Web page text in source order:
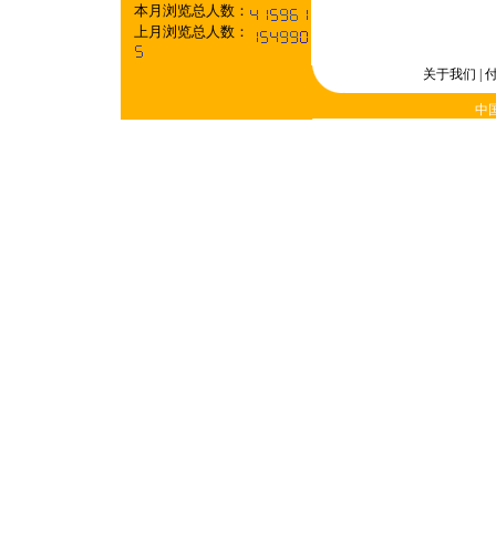
本月浏览总人数：
上月浏览总人数：
关于我们
中